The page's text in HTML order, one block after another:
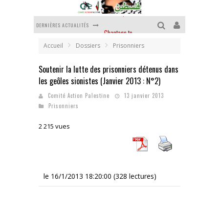
DERNIÈRES ACTUALITÉS
La révolution ou rien
La guerre sioniste, la guerre démographique
La banalité du mal colonial
Accueil Dossiers Prisonniers
Soutenir la lutte des prisonniers détenus dans
les geôles sionistes (Janvier 2013 : N°2)
Comité Action Palestine
13 janvier 2013
Prisonniers
2 215 vues
le 16/1/2013 18:20:00 (328 lectures)